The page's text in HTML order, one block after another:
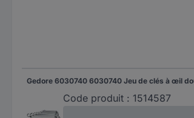
Code produit : 1514587